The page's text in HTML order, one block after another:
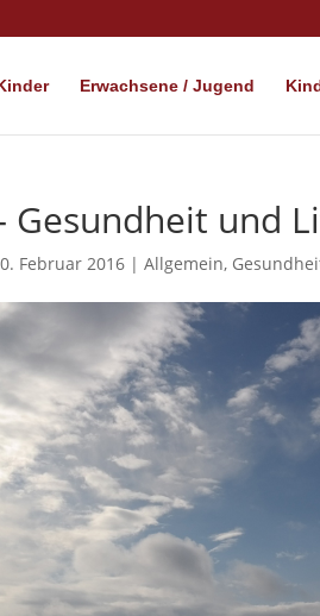
Erwachsene / Jugend
Gesundheit und
Februar 2016 |Allgemein,